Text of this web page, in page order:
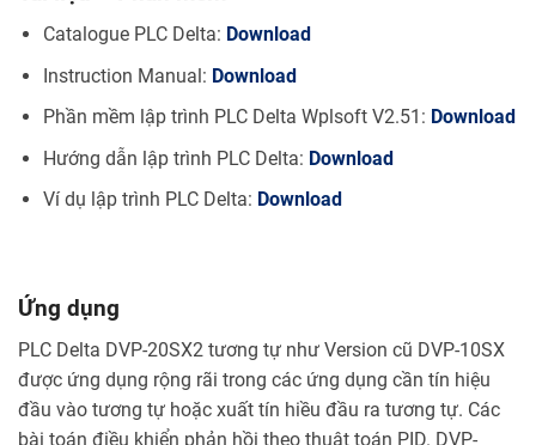
Catalogue PLC Delta: Download
Instruction Manual: Download
Phần mềm lập trình PLC Delta Wplsoft V2.51: Download
Hướng dẫn lập trình PLC Delta: Download
Ví dụ lập trình PLC Delta: Download
Ứng dụng
PLC Delta DVP-20SX2 tương tự như Version cũ DVP-10SX
được ứng dụng rộng rãi trong các ứng dụng cần tín hiệu
đầu vào tương tự hoặc xuất tín hiều đầu ra tương tự. Các
bài toán điều khiển phản hồi theo thuật toán PID. DVP-